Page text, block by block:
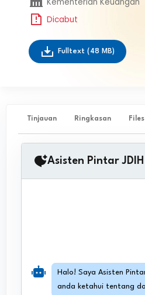
Dicabut
Fulltext (48 MB)
Tinjauan Ringkasan
Asisten Pintar
Halo! Saya Asisten
anda ketahui tentang